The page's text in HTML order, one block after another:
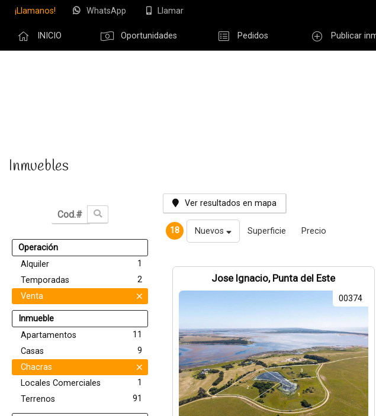
¡Llamanos! WhatsApp Llamar
INICIO Oportunidades Pedidos Publicar
Inmuebles
Operación
Alquiler
1
Temporadas
2
Venta
Inmueble
Apartamentos
11
Casas
9
Chacras
Locales Comerciales
1
Terrenos
91
Ver resultados en mapa
18 Nuevos Superficie Precio
Jose Ignacio, Punta del Este
00374